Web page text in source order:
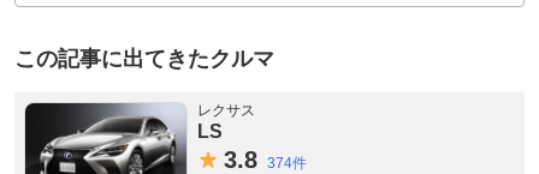
この記事に出てきたクルマ
レクサス
LS
3.8 374件